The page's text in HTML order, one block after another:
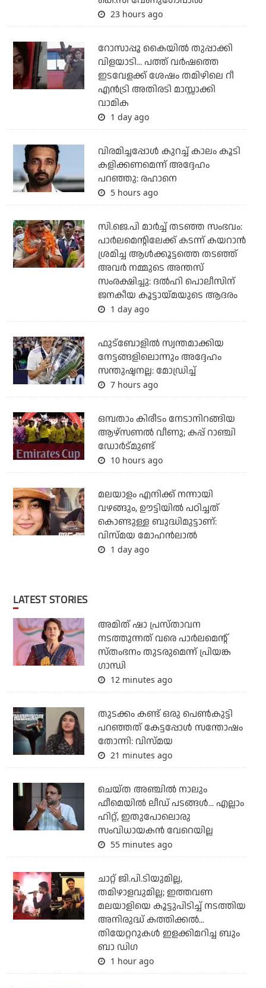
23 hours ago
റോസാപ്പൂ കൈയില്‍ തുപ്പാക്കി
വിളയാടി... പത്ത് വര്‍ഷത്തെ
ഇടവേളക്ക് ശേഷം തമിഴിലെ റീ
എന്‍ട്രി അതിരടി മാസ്സാക്കി
വാമിക
1 day ago
വിരമിച്ചപ്പോള്‍ കുറച്ച് കാലം കൂടി
കളിക്കണമെന്ന് അദ്ദേഹം
പറഞ്ഞു: രഹാനെ
5 hours ago
സി.ജെ.പി മാര്‍ച്ച് തടഞ്ഞ സംഭവം:
പാര്‍ലമെന്റിലേക്ക് കടന്ന് കയറാന്‍
ശ്രമിച്ച ആള്‍ക്കൂട്ടത്തെ തടഞ്ഞ്
അവര്‍ നമ്മുടെ അന്തസ്
സംരക്ഷിച്ചു: ദല്‍ഹി പൊലീസിന്
ജനകീയ കൂട്ടായ്മയുടെ ആദരം
1 day ago
ഫുട്ബോളില്‍ സ്വന്തമാക്കിയ
നേട്ടങ്ങളിലൊന്നും അദ്ദേഹം
സന്തുഷ്ടനല്ല: മോഡ്രിച്ച്
7 hours ago
ഒമ്പതാം കിരീടം നേടാനിറങ്ങിയ
ആഴ്സണല്‍ വീണു; കപ്പ് റാഞ്ചി
ഡോര്‍ട്മുണ്ട്
10 hours ago
മലയാളം എനിക്ക് നന്നായി
വഴങ്ങും, ഊട്ടിയില്‍ പഠിച്ചത്
കൊണ്ടുള്ള ബുദ്ധിമുട്ടാണ്:
വിസ്മയ മോഹന്‍ലാല്‍
1 day ago
LATEST STORIES
അമിത് ഷാ പ്രസ്താവന
നടത്തുന്നത് വരെ പാര്‍ലമെന്റ്
സ്തംഭനം തുടരുമെന്ന് പ്രിയങ്ക
ഗാന്ധി
12 minutes ago
തുടക്കം കണ്ട് ഒരു പെൺകുട്ടി
പറഞ്ഞത് കേട്ടപ്പോൾ സന്തോഷം
തോന്നി: വിസ്മയ
21 minutes ago
ചെയ്ത അഞ്ചില്‍ നാലും
ഫീമെയില്‍ ലീഡ് പടങ്ങള്‍... എല്ലാം
ഹിറ്റ്, ഇതുപോലൊരു
സംവിധായകന്‍ വേറെയില്ല
55 minutes ago
ചാറ്റ് ജി.പി.ടിയുമില്ല,
തമിഴാളവുമില്ല; ഇത്തവണ
മലയാളിയെ കൂട്ടുപിടിച്ച് നടത്തിയ
അനിരുദ്ധ് കത്തിക്കല്‍...
തിയേറ്ററുകള്‍ ഇളക്കിമറിച്ച ബും
ബാ ഡിഗ
1 hour ago